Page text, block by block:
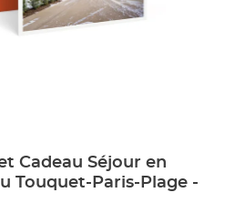
Cadeau Séjour en
Touquet-Paris-Plage -